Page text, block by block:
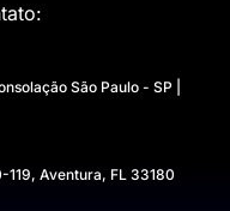
São Paulo - SP |
Aventura, FL 33180